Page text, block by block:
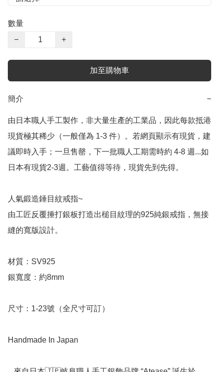
數量
−
+
加至購物車
簡介 −
由日本職人手工製作，非大量生產的工業品，因此每款抵港
現貨極其稀少（一般僅為 1-3 件）。若網頁顯示有現貨，建
議即時入手；一旦售罄，下一批職人工期需時約 4-8 週...如
日本有現貨2-3週。工藝值得等待，現貨先到先得。
人氣鍛造錘目紋戒指~
由工匠反覆捶打銀板打造出槌目紋理的925純銀戒指，無接
縫的寬版設計。
材質：SV925
銀寬度：約8mm
尺寸：1-23號（全尺寸可訂）
Handmade In Japan